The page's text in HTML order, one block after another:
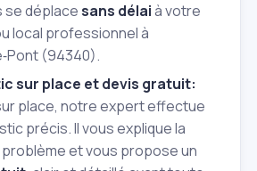
déplacesans délaià votre
local professionnel à
(94340).
sur place et devis gratuit:
place, notre expert effectue
précis. Il vous explique la
et vous propose un